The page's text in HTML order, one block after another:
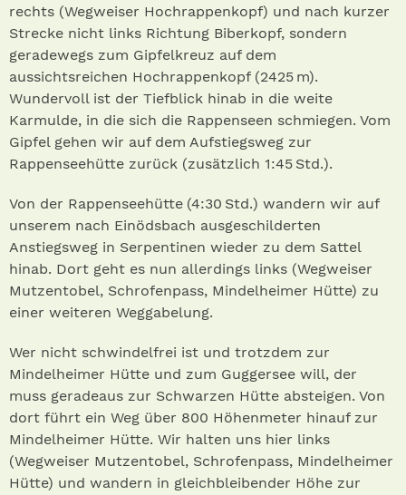
rechts (Wegweiser Hochrappenkopf) und nach kurzer
Strecke nicht links Richtung Biberkopf, sondern
geradewegs zum Gipfelkreuz auf dem
aussichtsreichen Hochrappenkopf (2425 m).
Wundervoll ist der Tiefblick hinab in die weite
Karmulde, in die sich die Rappenseen schmiegen. Vom
Gipfel gehen wir auf dem Aufstiegsweg zur
Rappenseehütte zurück (zusätzlich 1:45 Std.).
Von der Rappenseehütte (4:30 Std.) wandern wir auf
unserem nach Einödsbach ausgeschilderten
Anstiegsweg in Serpentinen wieder zu dem Sattel
hinab. Dort geht es nun allerdings links (Wegweiser
Mutzentobel, Schrofenpass, Mindelheimer Hütte) zu
einer weiteren Weggabelung.
Wer nicht schwindelfrei ist und trotzdem zur
Mindelheimer Hütte und zum Guggersee will, der
muss geradeaus zur Schwarzen Hütte absteigen. Von
dort führt ein Weg über 800 Höhenmeter hinauf zur
Mindelheimer Hütte. Wir halten uns hier links
(Wegweiser Mutzentobel, Schrofenpass, Mindelheimer
Hütte) und wandern in gleichbleibender Höhe zur